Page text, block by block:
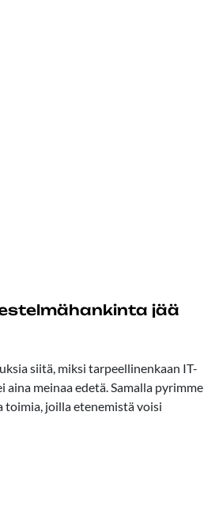
jää
siitä, miksi tarpeellinenkaan IT-
meinaa edetä. Samalla pyrimme
joilla etenemistä voisi